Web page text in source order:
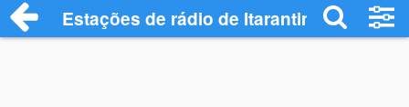
Estações de rádio de Itarantim - Ouça